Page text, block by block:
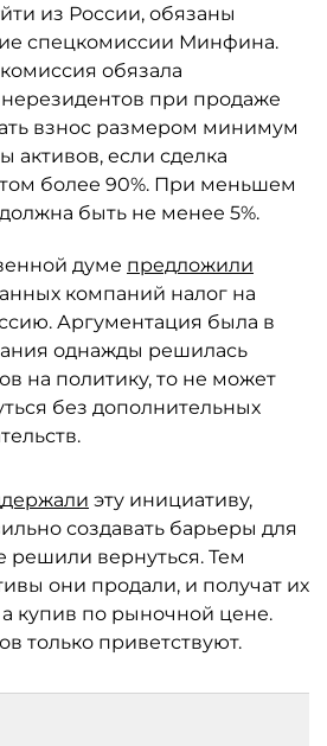
из России, обязаны
спецкомиссии Минфина.
обязала
при продаже
взнос размером минимум
активов, если сделка
более 90%. При меньшем
быть не менее 5%.
думе предложили
компаний налог на
Аргументация была в
однажды решилась
на политику, то не может
без дополнительных
эту инициативу,
создавать барьеры для
решили вернуться. Тем
они продали, и получат их
купив по рыночной цене.
только приветствуют.